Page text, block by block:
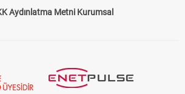
Aydınlatma Metni Kurumsal